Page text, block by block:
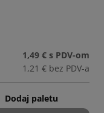
1,49 € s PDV-om
1,21 € bez PDV-a
Dodaj paletu